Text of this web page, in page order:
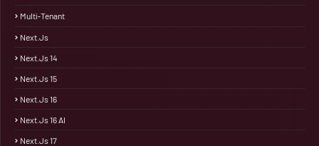
Multi‑Tenant
Next.js
Next.js 14
Next.js 15
Next.js 16
Next.js 16 AI
Next.js 17